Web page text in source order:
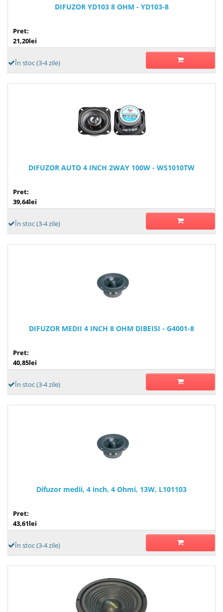
DIFUZOR YD103 8 OHM - YD103-8
Pret:
21,20lei
În stoc (3-4 zile)
DIFUZOR AUTO 4 INCH 2WAY 100W - WS1010TW
Pret:
39,64lei
În stoc (3-4 zile)
DIFUZOR MEDII 4 INCH 8 OHM DIBEISI - G4001-8
Pret:
40,85lei
În stoc (3-4 zile)
Difuzor medii, 4 inch, 4 Ohmi, 13W, L101103
Pret:
43,61lei
În stoc (3-4 zile)